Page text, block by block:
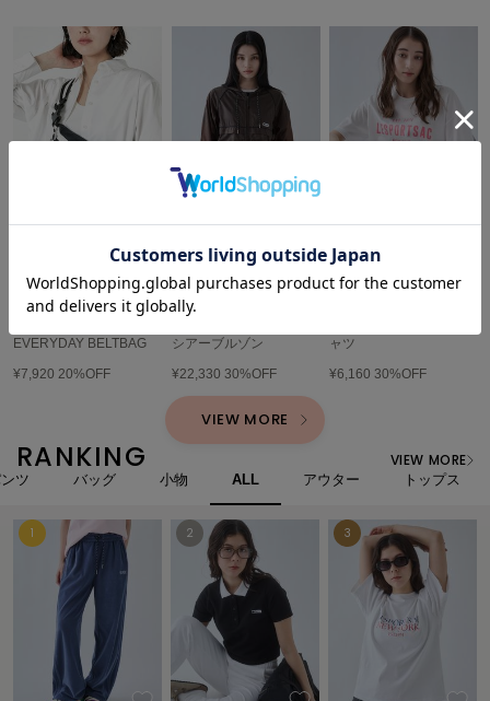
ミラオーウェン
MOIGE
モワージュ
MUCHA
ネズ
ナイキ
null.
Onitsuka Tiger
オニツカ タイガー
ボディバッグ/ウエストポ
ーチ
EVERYDAY BELTBAG
¥7,920 20%OFF
LeSportsac
ブルゾン
シアーブルゾン
¥22,330 30%OFF
LeSportsac
ャツ
¥6,16030%OFF
VIEW MORE
RANKING VIEW MORE
ツ バッグ 小物 ALL アウター トップス